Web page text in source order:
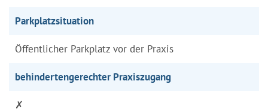
Parkplatzsituation
Öffentlicher Parkplatz vor der Praxis
behindertengerechter Praxiszugang
✗